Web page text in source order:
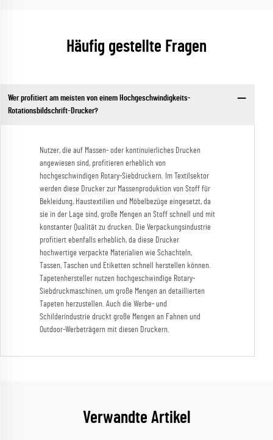
Häufig gestellte Fragen
Wer profitiert am meisten von einem Hochgeschwindigkeits-
Rotationsbildschrift-Drucker?
Nutzer, die auf Massen- oder kontinuierliches Drucken
angewiesen sind, profitieren erheblich von
hochgeschwindigen Rotary-Siebdruckern. Im Textilsektor
werden diese Drucker zur Massenproduktion von Stoff für
Bekleidung, Haustextilien und Möbelbezüge eingesetzt, da
sie in der Lage sind, große Mengen an Stoff schnell und mit
konstanter Qualität zu drucken. Die Verpackungsindustrie
profitiert ebenfalls erheblich, da diese Drucker
hochwertige verpackte Materialien wie Schachteln,
Tassen, Taschen und Etiketten schnell herstellen können.
Tapetenhersteller nutzen hochgeschwindige Rotary-
Siebdruckmaschinen, um große Mengen an detaillierten
Tapeten herzustellen. Auch die Werbe- und
Schilderindustrie druckt große Mengen an Fahnen und
Outdoor-Werbeträgern mit diesen Druckern.
Verwandte Artikel